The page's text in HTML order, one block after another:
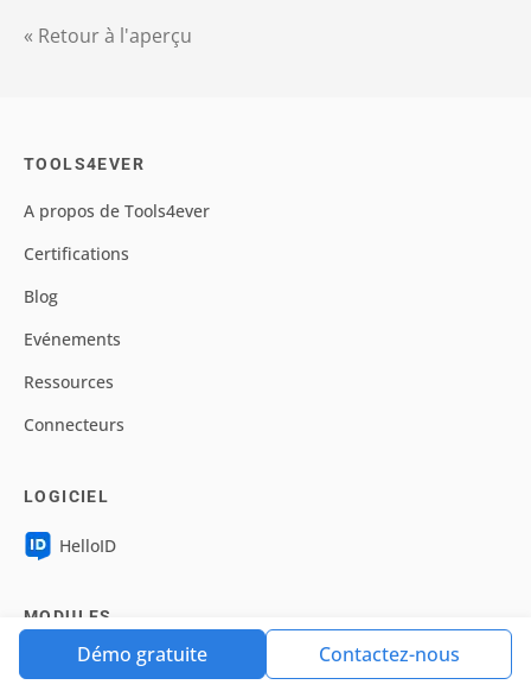
Démo gratuite Contactez-nous
« Retour à l'aperçu
TOOLS4EVER
A propos de Tools4ever
Certifications
Blog
Evénements
Ressources
Connecteurs
LOGICIEL
HelloID
MODULES
Provisioning